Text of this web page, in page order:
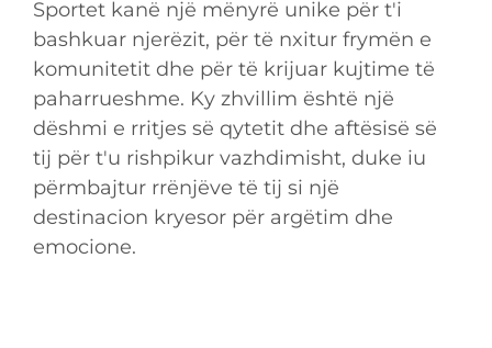
Sportet kanë një mënyrë unike për t'i
bashkuar njerëzit, për të nxitur frymën e
komunitetit dhe për të krijuar kujtime të
paharrueshme. Ky zhvillim është një
dëshmi e rritjes së qytetit dhe aftësisë së
tij për t'u rishpikur vazhdimisht, duke iu
përmbajtur rrënjëve të tij si një
destinacion kryesor për argëtim dhe
emocione.